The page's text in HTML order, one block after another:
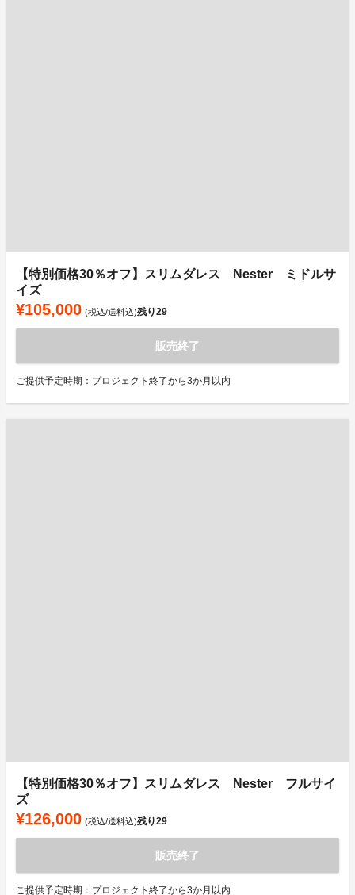
【特別価格30％オフ】スリムダレス Nester ミドルサ
イズ
¥105,000 (税込/送料込)残り29
販売終了
ご提供予定時期：プロジェクト終了から3か月以内
【特別価格30％オフ】スリムダレス Nester フルサイ
ズ
¥126,000 (税込/送料込)残り29
販売終了
ご提供予定時期：プロジェクト終了から3か月以内